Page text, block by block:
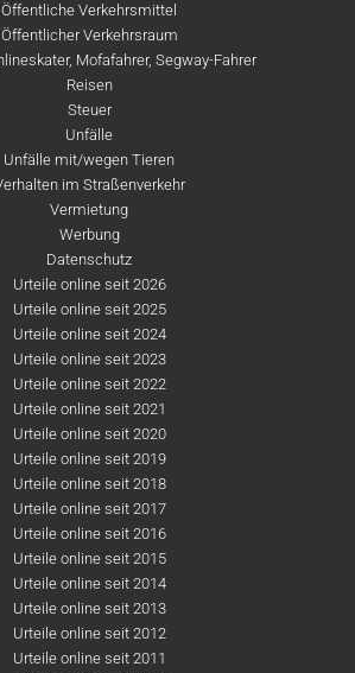
Öffentliche Verkehrsmittel
Öffentlicher Verkehrsraum
Mofafahrer, Segway-Fahrer
Reisen
Steuer
Unfälle
Unfälle mit/wegen Tieren
im Straßenverkehr
Vermietung
Werbung
Datenschutz
Urteile online seit 2026
Urteile online seit 2025
Urteile online seit 2024
Urteile online seit 2023
Urteile online seit 2022
Urteile online seit 2021
Urteile online seit 2020
Urteile online seit 2019
Urteile online seit 2018
Urteile online seit 2017
Urteile online seit 2016
Urteile online seit 2015
Urteile online seit 2014
Urteile online seit 2013
Urteile online seit 2012
Urteile online seit 2011